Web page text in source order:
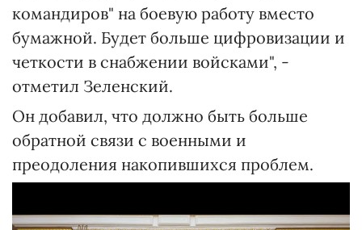
командиров" на боевую работу вместо
бумажной. Будет больше цифровизации и
четкости в снабжении войсками", -
отметил Зеленский.
Он добавил, что должно быть больше
обратной связи с военными и
преодоления накопившихся проблем.